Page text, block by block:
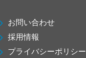
お問い合わせ
採用情報
プライバシーポリシー